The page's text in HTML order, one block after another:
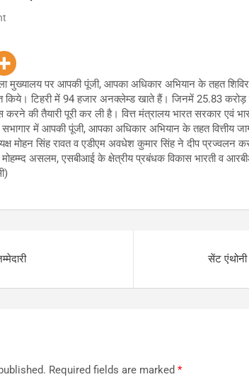
पर आपकी पूंजी, आपका अधिकार अभियान के तहत
टिहरी में 94 हजार अनक्लेम्ड खाते हैं। जिनमें 25.83
की तैयारी पूरी कर ली है। वित्त मंत्रालय भारत सरकार एवं
में आपकी पूंजी, आपका अधिकार अभियान के तहत वित्तीय
मोहन सिंह रावत व एडीएम अवधेश कुमार सिंह ने दीप प्रज्वलन
असलम, एसबीआई के क्षेत्रीय प्रबंधक विकास भारती व
सेंट एंथोनी
Required fields are marked *